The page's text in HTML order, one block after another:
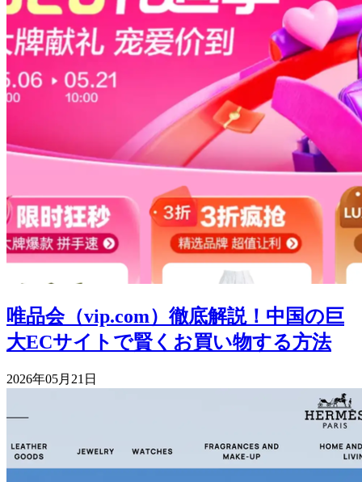
唯品会（vip.com）徹底解説！中国の巨
大ECサイトで賢くお買い物する方法
2026年05月21日